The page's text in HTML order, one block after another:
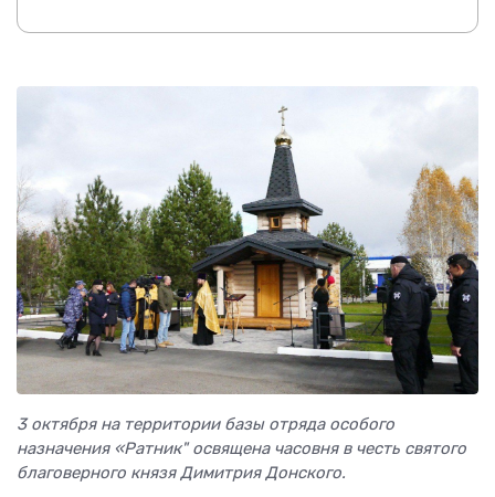
3 октября на территории базы отряда особого
назначения «Ратник" освящена часовня в честь святого
благоверного князя Димитрия Донского.